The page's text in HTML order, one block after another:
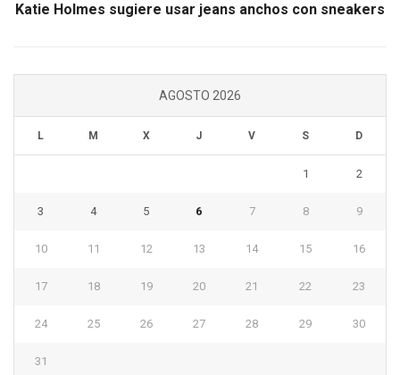
Katie Holmes sugiere usar jeans anchos con sneakers
AGOSTO 2026
L M X J V S D
1 2
3 4 5 6 7 8 9
10 11 12 13 14 15 16
17 18 19 20 21 22 23
24 25 26 27 28 29 30
31